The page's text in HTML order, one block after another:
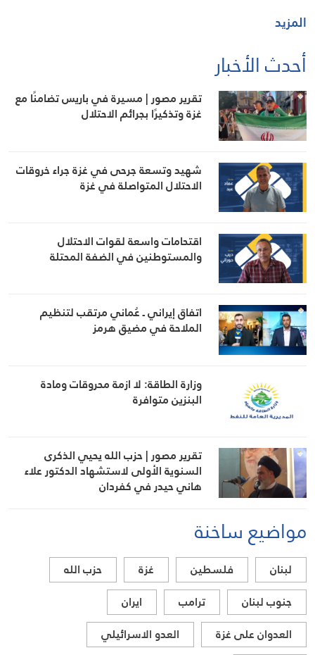
المزيد
أحدث الأخبار
تقرير مصور | مسيرة في باريس تضامنًا مع
غزة وتذكيرًا بجرائم الاحتلال
شهيد وتسعة جرحى في غزة جراء خروقات
الاحتلال المتواصلة في غزة
اقتحامات واسعة لقوات الاحتلال
والمستوطنين في الضفة المحتلة
اتفاق إيراني ـ عُماني مرتقب لتنظيم
الملاحة في مضيق هرمز
وزارة الطاقة: لا ازمة محروقات ومادة
البنزين متوافرة
تقرير مصور | حزب الله يحيي الذكرى
السنوية الأولى لاستشهاد الدكتور علاء
هاني حيدر في كفردان
مواضيع ساخنة
لبنان فلسطين غزة
حزب الله
جنوب لبنان
ترامب
ايران
العدوان على غزة
العدو الاسرائيلي